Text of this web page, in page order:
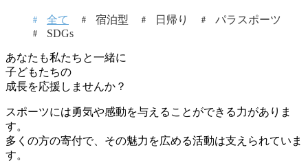
全て 宿泊型 日帰り
パラスポーツ
SDGs
あなたも私たちと一緒に
子どもたちの
成長を応援しませんか？
スポーツには勇気や感動を与えることができる力がありま
す。
多くの方の寄付で、その魅力を広める活動は支えられていま
す。